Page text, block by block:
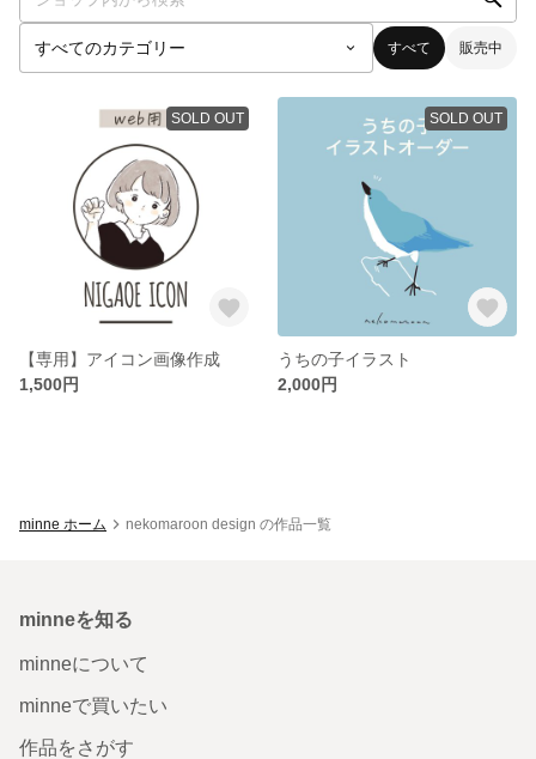
すべて 販売中
SOLD OUT
【専用】アイコン画像作成
1,500円
SOLD OUT
うちの子イラスト
2,000円
minne ホーム nekomaroon design の作品一覧
minneを知る
minneについて
minneで買いたい
作品をさがす